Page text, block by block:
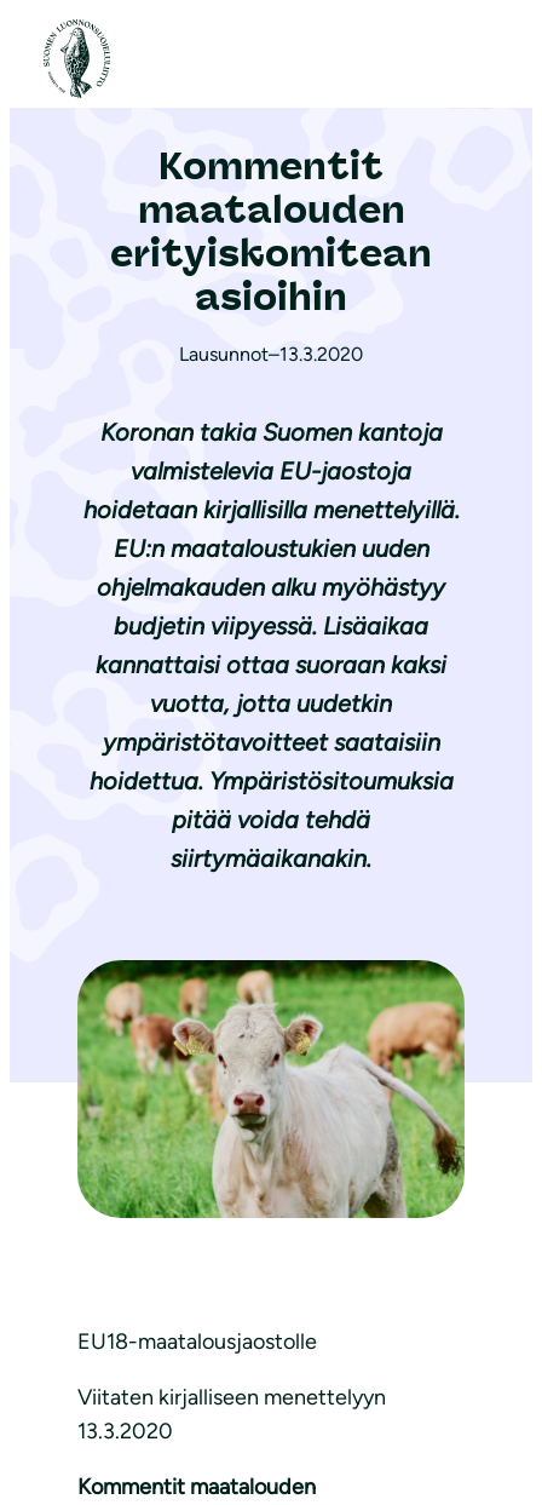
Etusivu
Kommentit
maatalouden
erityiskomitean
asioihin
Lausunnot–13.3.2020
Koronan takia Suomen kantoja
valmistelevia EU-jaostoja
hoidetaan kirjallisilla menettelyillä.
EU:n maataloustukien uuden
ohjelmakauden alku myöhästyy
budjetin viipyessä. Lisäaikaa
kannattaisi ottaa suoraan kaksi
vuotta, jotta uudetkin
ympäristötavoitteet saataisiin
hoidettua. Ympäristösitoumuksia
pitää voida tehdä
siirtymäaikanakin.
EU18-maatalousjaostolle
Viitaten kirjalliseen menettelyyn
13.3.2020
Kommentit maatalouden